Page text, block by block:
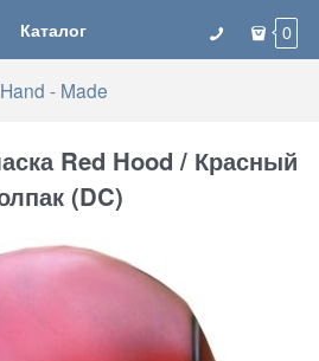
Каталог 0
Hand - Made
Red Hood / Красный
(DC)